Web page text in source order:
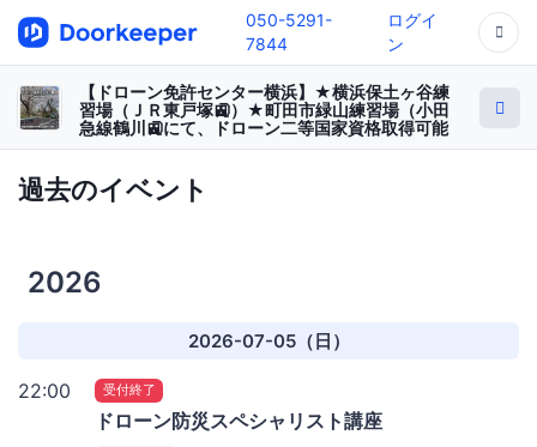
050-5291-
7844
ログイ
ン
【ドローン免許センター横浜】★横浜保土ヶ谷練
習場（ＪＲ東戸塚🚉）★町田市緑山練習場（小田
急線鶴川🚉にて、ドローン二等国家資格取得可能
過去のイベント
2026
2026-07-05（日）
22:00 受付終了
ドローン防災スペシャリスト講座